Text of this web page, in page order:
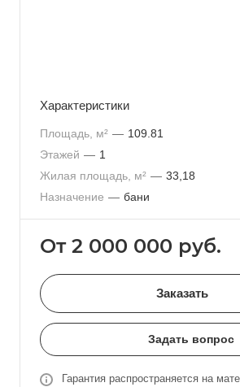
Характеристики
Площадь, м² — 109.81
Этажей — 1
Жилая площадь, м² — 33,18
Назначение — бани
От 2 000 000 руб.
Заказать
Задать вопрос
Гарантия распространяется на